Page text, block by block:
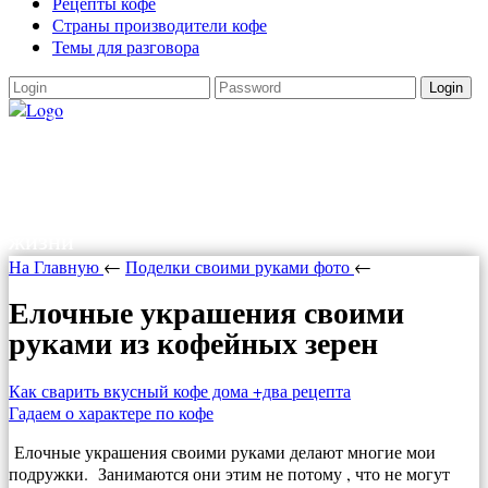
Страны производители кофе
Темы для разговора
Login
На Главную ← Поделки своими руками фото ←
Елочные украшения своими
руками из кофейных зерен
Как сварить вкусный кофе дома +два рецепта
Гадаем о характере по кофе
Елочные украшения своими руками делают многие мои
подружки. Занимаются они этим не потому , что не могут